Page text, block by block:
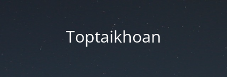
Toptaikhoan